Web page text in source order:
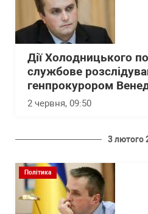
Дії Холодницького
службове
генпрокурором
2 червня, 09:50
3 лютого
Політика